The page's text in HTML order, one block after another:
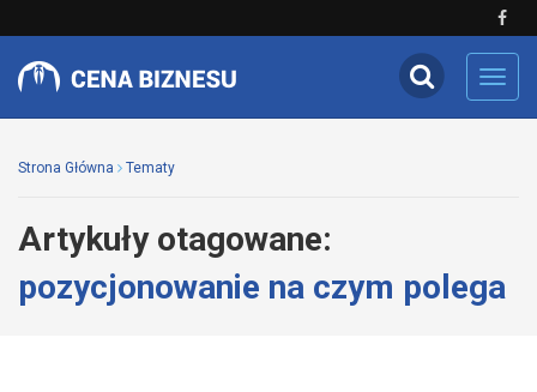
Strona Główna Tematy
Artykuły otagowane:
pozycjonowanie na czym polega